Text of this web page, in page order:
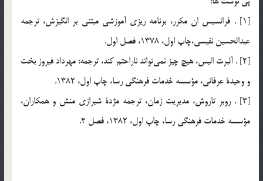
[1] . فرانسيس ان مكرر، برنامه ريزي آموزشي مبتني بر انگيزش، ترجمه
عبدالحسين نفيسي،چاپ اول، 1378، فصل اول.
[2] . آلبرت اليس، هيچ چيز نمي‎تواند ناراحتم كند، ترجمه: مهرداد فيروز بخت
و وحيدة عرفاني، مؤسسه خدمات فرهنگي رسا، چاپ اول، 1382.
[3] . روبر تاروش، مديريت زمان، ترجمه مژدة شيرازي منش و همكاران،
مؤسسه خدمات فرهنگي رسا، چاپ اول، 1382، فصل 2.